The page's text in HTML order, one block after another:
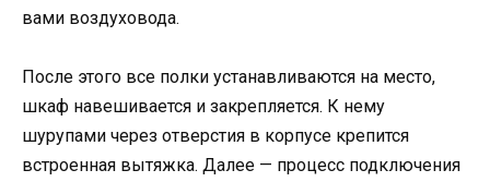
вами воздуховода.
После этого все полки устанавливаются на место,
шкаф навешивается и закрепляется. К нему
шурупами через отверстия в корпусе крепится
встроенная вытяжка. Далее — процесс подключения